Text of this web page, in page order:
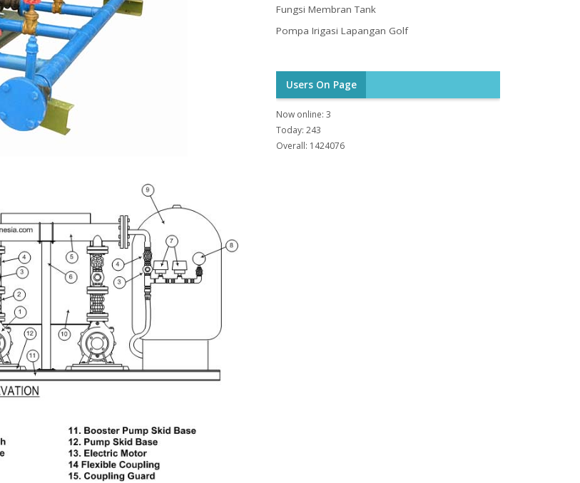
Fungsi Membran Tank
Pompa Irigasi Lapangan Golf
Users On Page
Now online: 3
Today: 243
Overall: 1424076